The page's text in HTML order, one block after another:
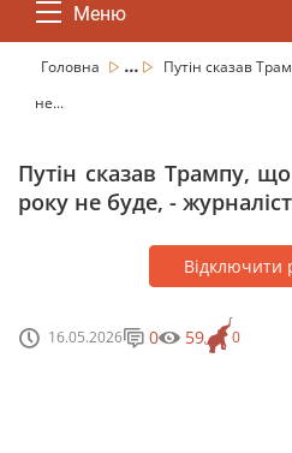
Меню
Головна ...
Путін сказав
не...
Путін сказав Трампу,
року не буде, -
Відключити
16.05.2026 0
0 59